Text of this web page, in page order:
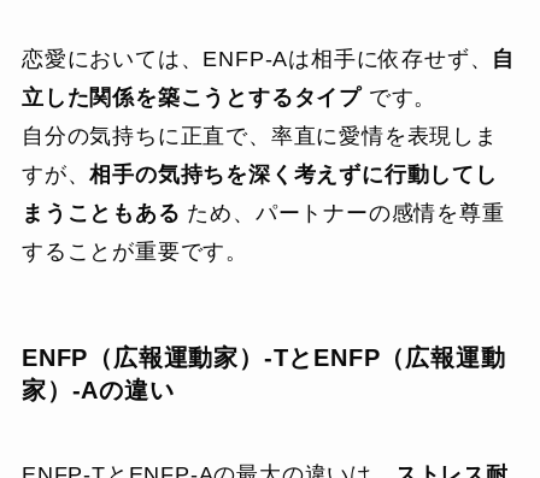
恋愛においては、ENFP-Aは相手に依存せず、 自
立した関係を築こうとするタイプ です。
自分の気持ちに正直で、率直に愛情を表現しま
すが、相手の気持ちを深く考えずに行動してし
まうこともある ため、パートナーの感情を尊重
することが重要です。
ENFP（広報運動家）-TとENFP（広報運動
家）-Aの違い